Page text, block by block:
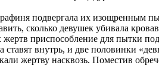
подвергала их изощренным
сколько девушек убивала
приспособление для пытки
внутрь, и две половинки
жертву насквозь. Поместив